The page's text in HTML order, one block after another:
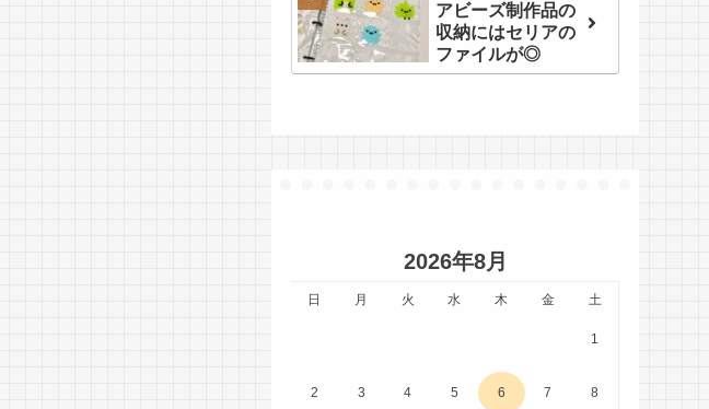
アビーズ制作品の
収納にはセリアの
ファイルが◎
2026年8月
日 月 火 水 木 金 土
1
2 3 4 5 6 7 8